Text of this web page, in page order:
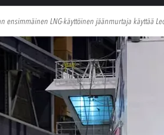
ensimmäinen LNG-käyttöinen jäänmurtaja käyttää